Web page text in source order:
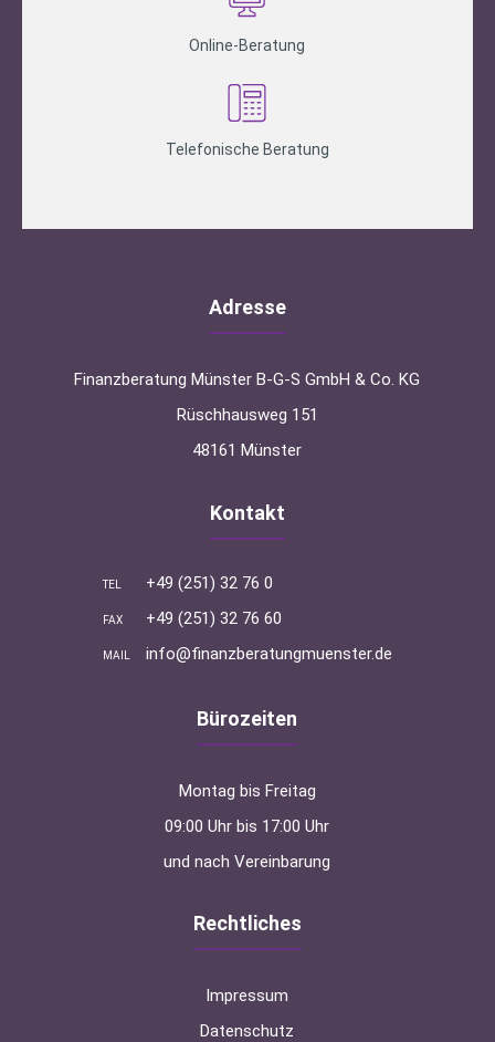
Online-Beratung
Telefonische Beratung
Adresse
Finanzberatung Münster B-G-S GmbH & Co. KG
Rüschhausweg 151
48161 Münster
Kontakt
TEL +49 (251) 32 76 0
FAX +49 (251) 32 76 60
MAIL info@finanzberatungmuenster.de
Bürozeiten
Montag bis Freitag
09:00 Uhr bis 17:00 Uhr
und nach Vereinbarung
Rechtliches
Impressum
Datenschutz